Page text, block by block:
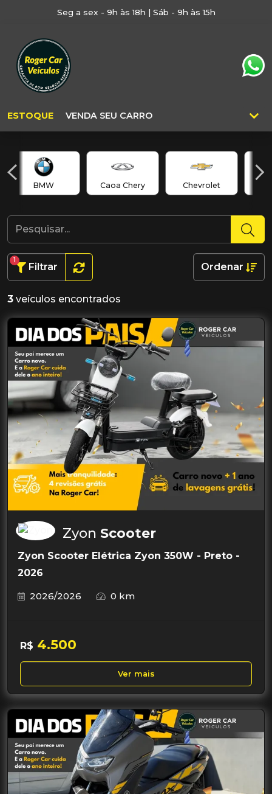
Seg a sex - 9h às 18h | Sáb - 9h às 15h
ESTOQUE VENDA SEU CARRO
BMW Caoa Chery Chevrolet
Filtrar
1
Ordenar
3 veículos encontrados
Zyon Scooter
Zyon Scooter Elétrica Zyon 350W - Preto -
2026
2026/2026
0 km
R$ 4.500
Ver mais